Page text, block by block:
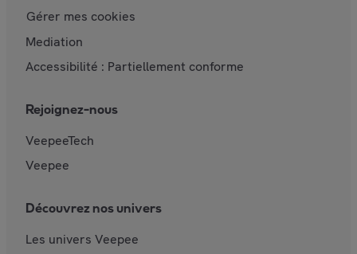
Gérer mes cookies
Mediation
Accessibilité : Partiellement conforme
Rejoignez-nous
VeepeeTech
Veepee
Découvrez nos univers
Les univers Veepee